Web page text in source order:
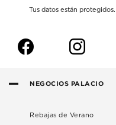
Tus datos están
f i
NEGOCIOS PALACIO
Rebajas de Verano